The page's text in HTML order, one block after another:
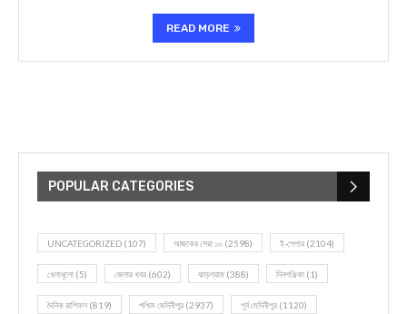
READ MORE
POPULAR CATEGORIES
UNCATEGORIZED (107) আজকের সেরা ১০ (2598) ই-পেপার (2104)
খেলাধূলো (5) জেলার খবর (602) ঝাড়গ্রাম (388) দিনপঞ্জিকা (1)
দৈনিক রাশিফল (819) পশ্চিম মেদিনীপুর (2937) পূর্ব মেদিনীপুর (1120)